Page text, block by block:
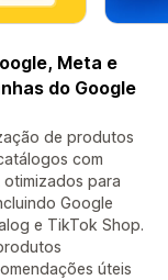
Meta e
do Google
de produtos
com
para
Google
e TikTok Shop.
úteis